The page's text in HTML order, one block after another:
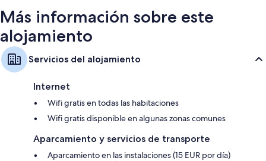
Más información sobre este
alojamiento
Servicios del alojamiento
Internet
Wifi gratis en todas las habitaciones
Wifi gratis disponible en algunas zonas comunes
Aparcamiento y servicios de transporte
Aparcamiento en las instalaciones (15 EUR por día)